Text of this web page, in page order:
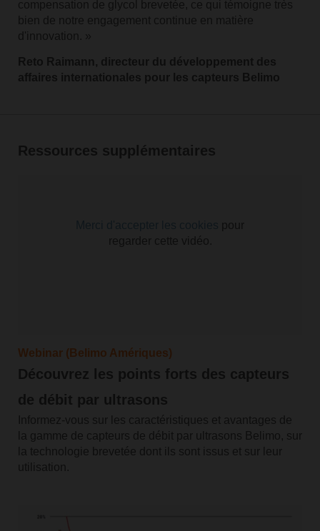
compensation de glycol brevetée, ce qui témoigne très
bien de notre engagement continue en matière
d'innovation. »
Reto Raimann, directeur du développement des
affaires internationales pour les capteurs Belimo
Ressources supplémentaires
Webinar (Belimo Amériques)
Découvrez les points forts des capteurs
de débit par ultrasons
Informez-vous sur les caractéristiques et avantages de
la gamme de capteurs de débit par ultrasons Belimo, sur
la technologie brevetée dont ils sont issus et sur leur
utilisation.